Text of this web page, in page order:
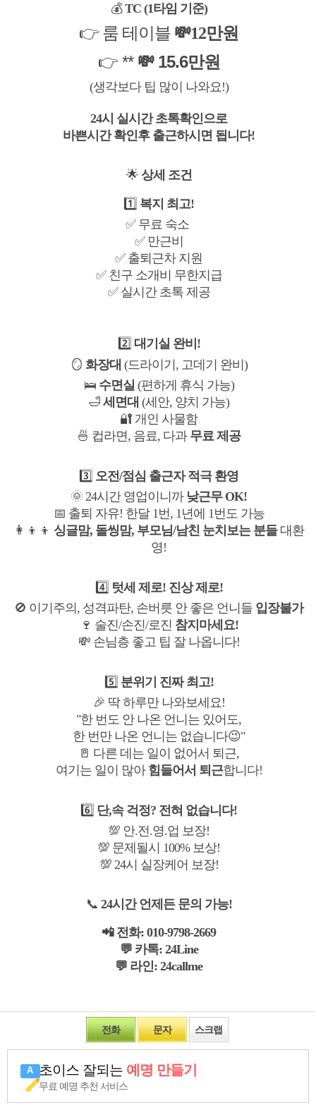
💰TC (1타임 기준)
👉 룸 테이블 💸12만원
👉 ** 💸 15.6만원
(생각보다 팁 많이 나와요!)
24시 실시간 초톡확인으로
바쁜시간 확인후 출근하시면 됩니다!
🌟 상세 조건
1️⃣ 복지 최고!
✅ 무료 숙소
✅ 만근비
✅ 출퇴근차 지원
✅ 친구 소개비 무한지급
✅ 실시간 초톡 제공
2️⃣ 대기실 완비!
🪞 화장대 (드라이기, 고데기 완비)
🛌 수면실 (편하게 휴식 가능)
🛁 세면대 (세안, 양치 가능)
🔐 개인 사물함
🍜 컵라면, 음료, 다과 무료 제공
3️⃣ 오전/점심 출근자 적극 환영
🌞 24시간 영업이니까 낮근무 OK!
📅 출퇴 자유! 한달 1번, 1년에 1번도 가능
👩‍👦‍👦 싱글맘, 돌씽맘, 부모님/남친 눈치보는 분들대환
영!
4️⃣ 텃세 제로! 진상 제로!
🚫 이기주의, 성격파탄, 손버릇 안 좋은 언니들 입장불가
🍷 술진/손진/로진 참지마세요!
💸 손님층 좋고 팁 잘 나옵니다!
5️⃣ 분위기 진짜 최고!
🎉 딱 하루만 나와보세요!
"한 번도 안 나온 언니는 있어도,
한 번만 나온 언니는 없습니다😉"
🚪 다른 데는 일이 없어서 퇴근,
여기는 일이 많아 힘들어서 퇴근합니다!
6️⃣ 단,속 걱정? 전혀 없습니다!
💯 안.전.영.업 보장!
💯 문제될시 100% 보상!
💯 24시 실장케어 보장!
📞 24시간 언제든 문의 가능!
📲 전화: 010-9798-2669
💬 카톡: 24Line
💬 라인: 24callme
전화 문자 스크랩
초이스 잘되는 예명 만들기
무료 예명 추천 서비스